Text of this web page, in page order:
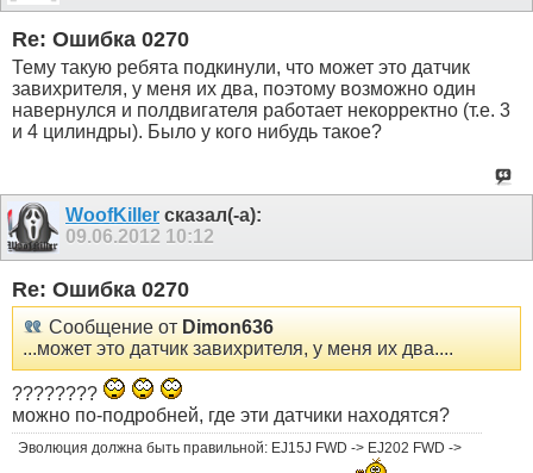
Re: Ошибка 0270
Тему такую ребята подкинули, что может это датчик
завихрителя, у меня их два, поэтому возможно один
навернулся и полдвигателя работает некорректно (т.е. 3
и 4 цилиндры). Было у кого нибудь такое?
WoofKiller сказал(-а):
09.06.2012 10:12
Re: Ошибка 0270
Сообщение от Dimon636
...может это датчик завихрителя, у меня их два....
????????
можно по-подробней, где эти датчики находятся?
Эволюция должна быть правильной: EJ15J FWD -> EJ202 FWD ->